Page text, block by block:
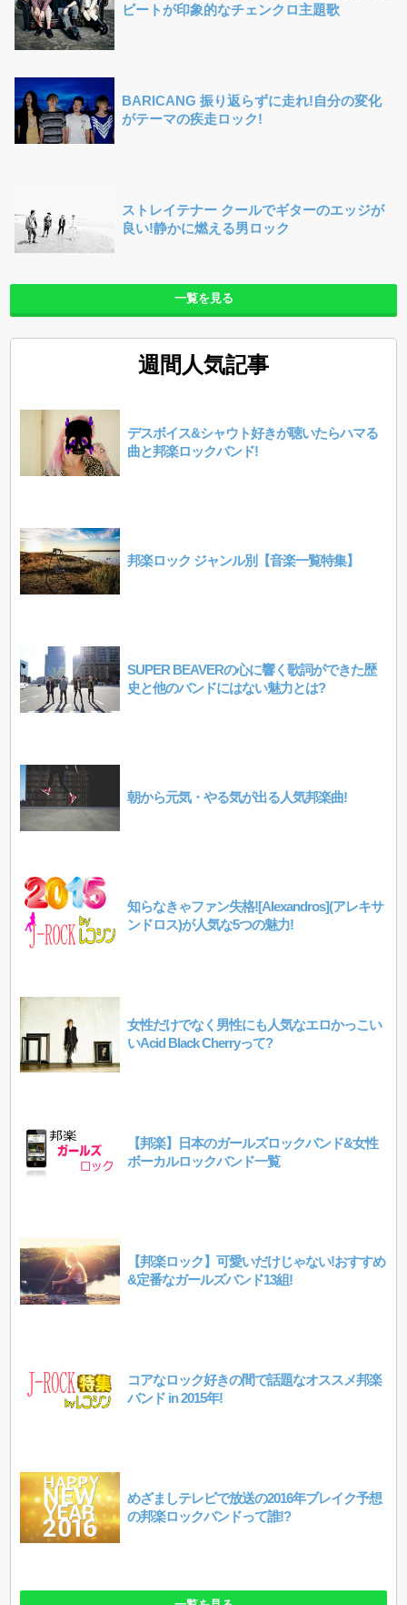
ビートが印象的なチェンクロ主題歌
BARICANG 振り返らずに走れ!自分の変化
がテーマの疾走ロック!
ストレイテナー クールでギターのエッジが
良い!静かに燃える男ロック
一覧を見る
週間人気記事
デスボイス&シャウト好きが聴いたらハマる
曲と邦楽ロックバンド!
邦楽ロック ジャンル別【音楽一覧特集】
SUPER BEAVERの心に響く歌詞ができた歴
史と他のバンドにはない魅力とは?
朝から元気・やる気が出る人気邦楽曲!
知らなきゃファン失格![Alexandros](アレキサ
ンドロス)が人気な5つの魅力!
女性だけでなく男性にも人気なエロかっこい
いAcid Black Cherryって?
【邦楽】日本のガールズロックバンド&女性
ボーカルロックバンド一覧
【邦楽ロック】可愛いだけじゃない!おすすめ
&定番なガールズバンド13組!
コアなロック好きの間で話題なオススメ邦楽
バンド in 2015年!
めざましテレビで放送の2016年ブレイク予想
の邦楽ロックバンドって誰!?